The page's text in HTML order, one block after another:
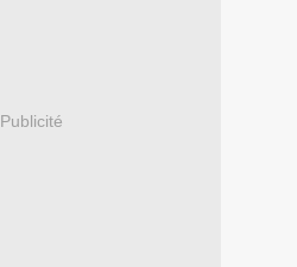
Publicité